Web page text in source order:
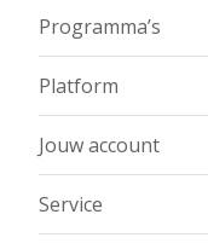
Programma’s
Platform
Jouw account
Service